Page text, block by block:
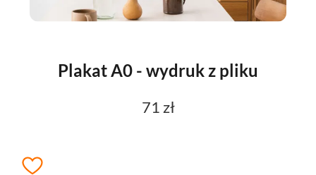
Plakat A0 - wydruk z pliku
71 zł